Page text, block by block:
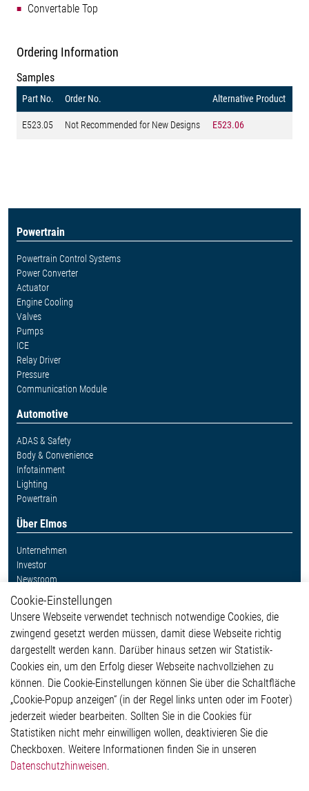
Convertable Top
Ordering Information
Samples
Part No. Order No. Alternative Product
E523.05 Not Recommended for New Designs E523.06
Powertrain
Powertrain Control Systems
Power Converter
Actuator
Engine Cooling
Valves
Pumps
ICE
Relay Driver
Pressure
Communication Module
Automotive
ADAS & Safety
Body & Convenience
Infotainment
Lighting
Powertrain
Über Elmos
Unternehmen
Investor
Newsroom
Weitere Links
Glossar
Kontakt
Hinweisgeberschutzsystem
Impressum
Datenschutzerklärung
Cookie-Popup anzeigen
Cookie-Einstellungen
Unsere Webseite verwendet technisch notwendige Cookies, die
zwingend gesetzt werden müssen, damit diese Webseite richtig
dargestellt werden kann. Darüber hinaus setzen wir Statistik-
Cookies ein, um den Erfolg dieser Webseite nachvollziehen zu
können. Die Cookie-Einstellungen können Sie über die Schaltfläche
„Cookie-Popup anzeigen“ (in der Regel links unten oder im Footer)
jederzeit wieder bearbeiten. Sollten Sie in die Cookies für
Statistiken nicht mehr einwilligen wollen, deaktivieren Sie die
Checkboxen. Weitere Informationen finden Sie in unseren
Datenschutzhinweisen.